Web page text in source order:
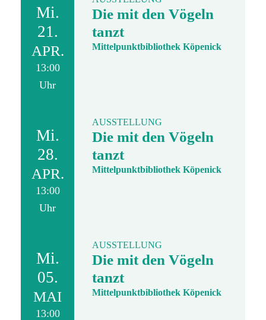
Mi.
21.
APR.
13:00
Uhr
Die mit den Vögeln
tanzt
Mittelpunktbibliothek Köpenick
Mi.
28.
APR.
13:00
Uhr
AUSSTELLUNG
Die mit den Vögeln
tanzt
Mittelpunktbibliothek Köpenick
Mi.
05.
MAI
13:00
AUSSTELLUNG
Die mit den Vögeln
tanzt
Mittelpunktbibliothek Köpenick